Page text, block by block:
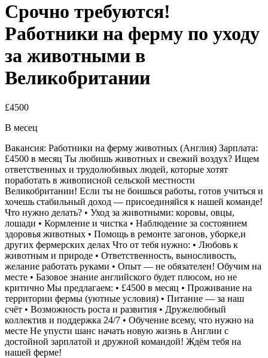
Срочно требуются!
Работники на ферму по уходу
за животными в
Великобритании
£4500
В месец
Вакансия: Работники на ферму животных (Англия) Зарплата:
£4500 в месяц Ты любишь животных и свежий воздух? Ищем
ответственных и трудолюбивых людей, которые хотят
поработать в живописной сельской местности
Великобритании! Если ты не боишься работы, готов учиться и
хочешь стабильный доход — присоединяйся к нашей команде!
Что нужно делать? • Уход за животными: коровы, овцы,
лошади • Кормление и чистка • Наблюдение за состоянием
здоровья животных • Помощь в ремонте загонов, уборке,и
других фермерских делах Что от тебя нужно: • Любовь к
животным и природе • Ответственность, выносливость,
желание работать руками • Опыт — не обязателен! Обучим на
месте • Базовое знание английского будет плюсом, но не
критично Мы предлагаем: • £4500 в месяц • Проживание на
территории фермы (уютные условия) • Питание — за наш
счёт • Возможность роста и развития • Дружелюбный
коллектив и поддержка 24/7 • Обучение всему, что нужно на
месте Не упусти шанс начать новую жизнь в Англии с
достойной зарплатой и дружной командой! Ждём тебя на
нашей ферме!